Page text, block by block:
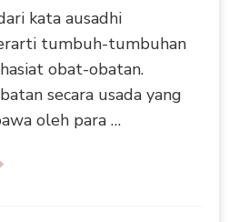
kata ausadhi
tumbuh-tumbuhan
obat-obatan.
secara usada yang
oleh para …